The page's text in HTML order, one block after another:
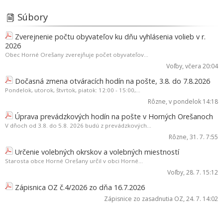
Súbory
Zverejnenie počtu obyvateľov ku dňu vyhlásenia volieb v r.
2026
Obec Horné Orešany zverejňuje počet obyvateľov...
Voľby, včera 20:04
Dočasná zmena otváracích hodín na pošte, 3.8. do 7.8.2026
Pondelok, utorok, štvrtok, piatok: 12:00 - 15:00,...
Rôzne, v pondelok 14:18
Úprava prevádzkových hodín na pošte v Horných Orešanoch
V dňoch od 3.8. do 5.8. 2026 budú z prevádzkových...
Rôzne, 31. 7. 7:55
Určenie volebných okrskov a volebných miestností
Starosta obce Horné Orešany určil v obci Horné...
Voľby, 28. 7. 15:12
Zápisnica OZ č.4/2026 zo dňa 16.7.2026
Zápisnice zo zasadnutia OZ, 24. 7. 14:02